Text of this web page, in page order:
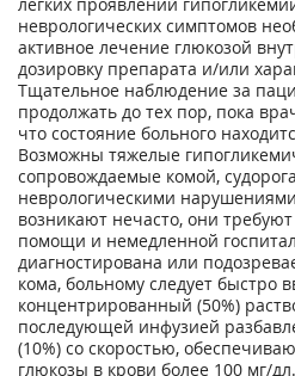
неврологических симптомов
активное лечение глюкозой
дозировку препарата и/или
Тщательное наблюдение за
продолжать до тех пор, пока
что состояние больного
Возможны тяжелые
сопровождаемые комой,
неврологическими
возникают нечасто, они
помощи и немедленной
диагностирована или
кома, больному следует быстро
концентрированный (50%)
последующей инфузией
(10%) со скоростью,
глюкозы в крови более 100 мг/